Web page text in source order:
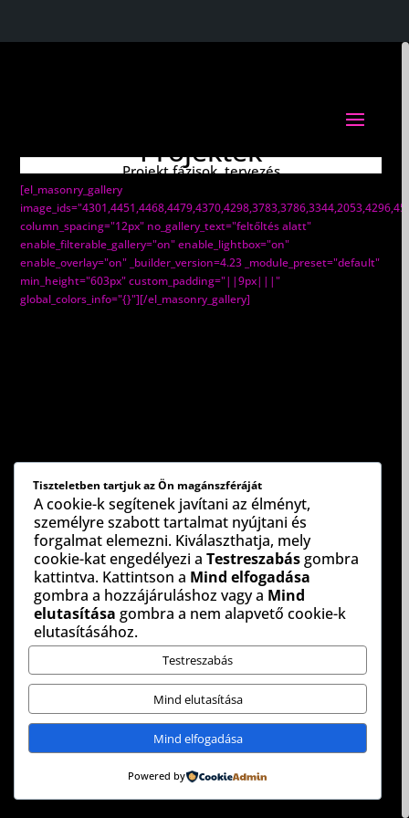
Projektek
Projekt fázisok, tervezés
[el_masonry_gallery
column_spacing="12px" no_gallery_text="feltőltés alatt"
enable_filterable_gallery="on" enable_lightbox="on"
enable_overlay="on" _builder_version=4.23 _module_preset="default"
min_height="603px" custom_padding="||9px|||"
global_colors_info="{}"][/el_masonry_gallery]
Tiszteletben tartjuk az Ön magánszféráját
A cookie-k segítenek javítani az élményt,
személyre szabott tartalmat nyújtani és
forgalmat elemezni. Kiválaszthatja, mely
cookie-kat engedélyezi a Testreszabásgombra
kattintva. Kattintson a Mind elfogadása
gombra a hozzájáruláshoz vagy a Mind
elutasítása gombra a nem alapvető cookie-k
elutasításához.
Testreszabás
Mind elutasítása
Mind elfogadása
Powered by